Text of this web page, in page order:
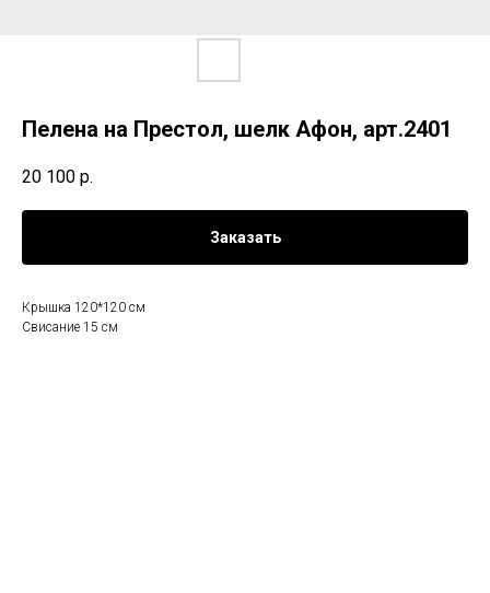
Пелена на Престол, шелк Афон, арт.2401
20 100 р.
Заказать
Крышка 120*120 см
Свисание 15 см